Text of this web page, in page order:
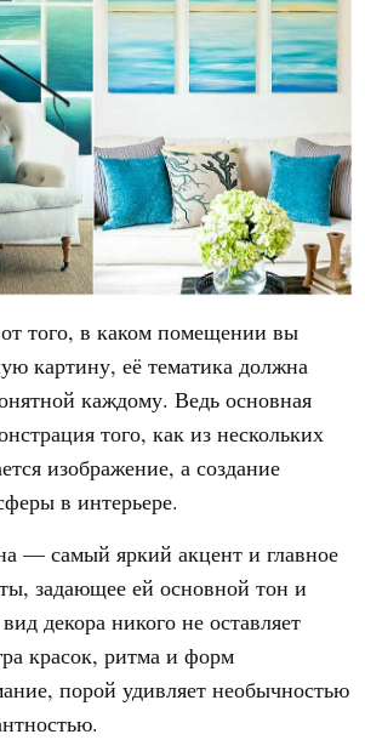
того, в каком помещении вы
картину, её тематика должна
каждому. Ведь основная
того, как из нескольких
изображение, а создание
в интерьере.
— самый яркий акцент и главное
задающее ей основной тон и
декора никого не оставляет
красок, ритма и форм
порой удивляет необычностью